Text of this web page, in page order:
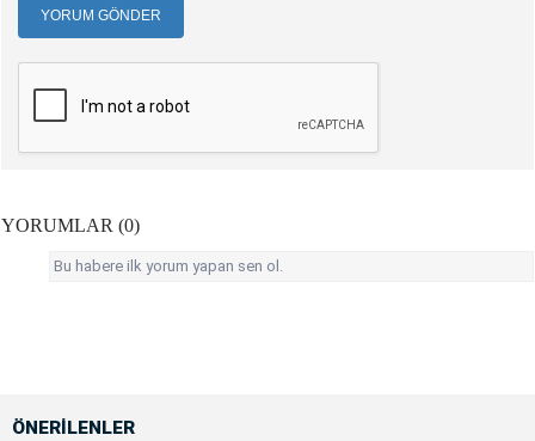
YORUM GÖNDER
YORUMLAR (0)
Bu habere ilk yorum yapan sen ol.
ÖNERİLENLER